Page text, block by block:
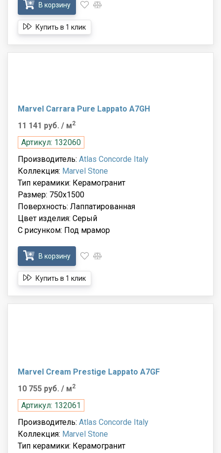
В корзину
Купить в 1 клик
Marvel Carrara Pure Lappato A7GH
11 141 руб. / м2
Артикул: 132060
Производитель: Atlas Concorde Italy
Коллекция: Marvel Stone
Тип керамики: Керамогранит
Размер: 750x1500
Поверхность: Лаппатированная
Цвет изделия: Серый
С рисунком: Под мрамор
В корзину
Купить в 1 клик
Marvel Cream Prestige Lappato A7GF
10 755 руб. / м2
Артикул: 132061
Производитель: Atlas Concorde Italy
Коллекция: Marvel Stone
Тип керамики: Керамогранит